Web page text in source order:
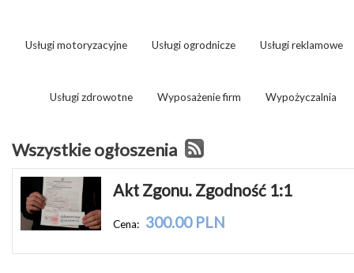
Usługi motoryzacyjne Usługi ogrodnicze Usługi reklamowe
Usługi zdrowotne Wyposażenie firm Wypożyczalnia
Wszystkie ogłoszenia
Akt Zgonu. Zgodność 1:1
Cena: 300.00 PLN